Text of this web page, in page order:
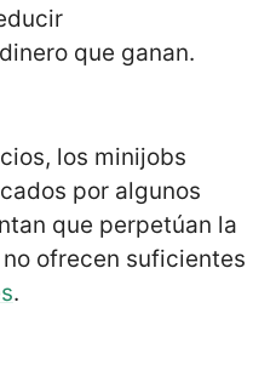
que ganan.
los minijobs
por algunos
que perpetúan la
ofrecen suficientes
.